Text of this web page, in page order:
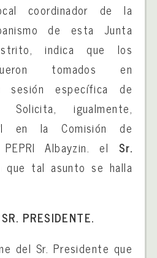
coordinador de la
de esta Junta
indica que los
tomados en
sesión específica de
Solicita, igualmente,
en la Comisión de
Albayzin. el Sr.
que tal asunto se halla
PRESIDENTE.
del Sr. Presidente que